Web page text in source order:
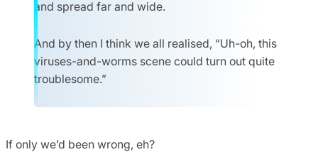
and spread far and wide.
And by then I think we all realised, “Uh-oh, this
viruses-and-worms scene could turn out quite
troublesome.”
If only we’d been wrong, eh?